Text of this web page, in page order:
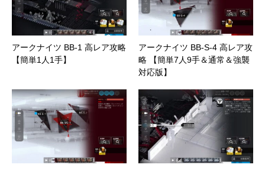
アークナイツ BB-1 高レア攻略
【簡単1人1手】
アークナイツ BB-S-4 高レア攻
略 【簡単7人9手＆通常＆強襲
対応版】